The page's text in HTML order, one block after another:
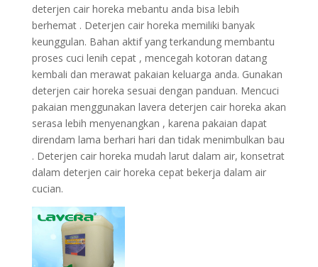
deterjen cair horeka mebantu anda bisa lebih
berhemat . Deterjen cair horeka memiliki banyak
keunggulan. Bahan aktif yang terkandung membantu
proses cuci lenih cepat , mencegah kotoran datang
kembali dan merawat pakaian keluarga anda. Gunakan
deterjen cair horeka sesuai dengan panduan. Mencuci
pakaian menggunakan lavera deterjen cair horeka akan
serasa lebih menyenangkan , karena pakaian dapat
direndam lama berhari hari dan tidak menimbulkan bau
. Deterjen cair horeka mudah larut dalam air, konsetrat
dalam deterjen cair horeka cepat bekerja dalam air
cucian.